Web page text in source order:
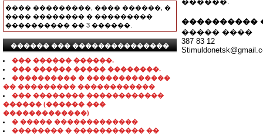
���� ���������, ���� ������, �
���� �������� � ���������
���������� �� 3 ������.
������ ��� ���������������
��� ������ ������.
��� ������ ����� ��������.
���������� � �������������
�� ��������� ������������
��� �������� ������������
������ (������ ���
�������������)
� ����� �������������
�������� � ����������� ��
����������
����� ����
387 83 12